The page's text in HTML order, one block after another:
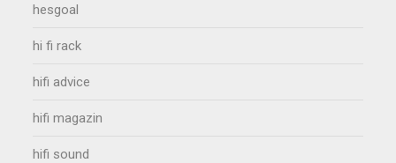
hesgoal
hi fi rack
hifi advice
hifi magazin
hifi sound